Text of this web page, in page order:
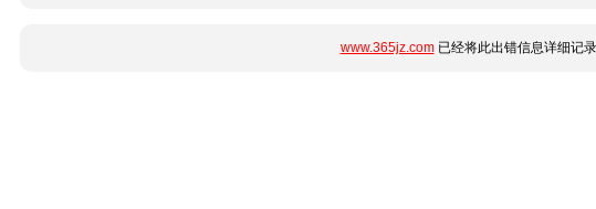
www.365jz.com已经将此出错信息详细记